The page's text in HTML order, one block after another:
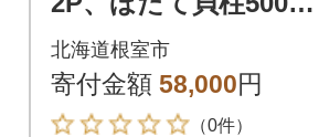
2Pセット D-70031
北海道根室市
寄付金額 58,000円
（0件）